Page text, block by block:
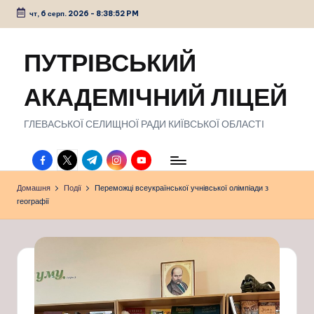
Перейти
чт, 6 серп. 2026 - 8:38:53 PM
ПУТРІВСЬКИЙ
АКАДЕМІЧНИЙ ЛІЦЕЙ
ГЛЕВАСЬКОЇ СЕЛИЩНОЇ РАДИ КИЇВСЬКОЇ ОБЛАСТІ
facebook.com
twitter.com
t.me instagram.com
youtube.com
Домашня Події
Переможці всеукраїнської учнівської олімпіади з
географії